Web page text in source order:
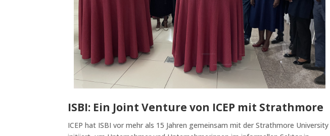
ISBI: Ein Joint Venture von ICEP mit Strathmore
ICEP hat ISBI vor mehr als 15 Jahren gemeinsam mit der Strathmore University